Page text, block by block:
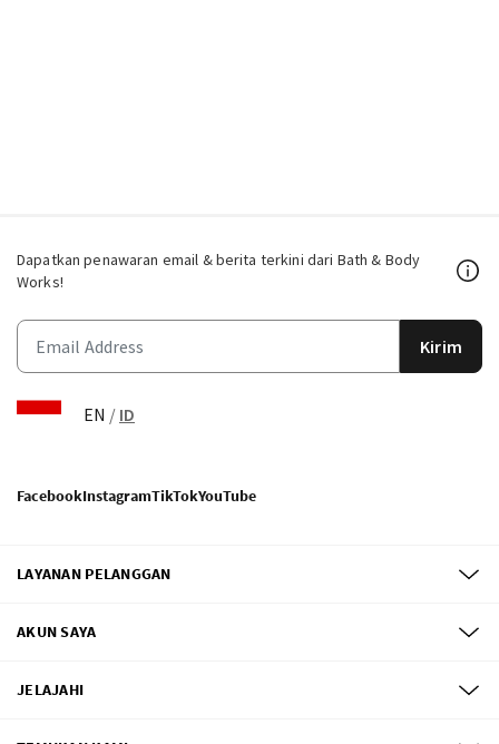
Dapatkan penawaran email & berita terkini dari Bath & Body
Works!
Kirim
EN / ID
FacebookInstagramTikTokYouTube
LAYANAN PELANGGAN
AKUN SAYA
JELAJAHI